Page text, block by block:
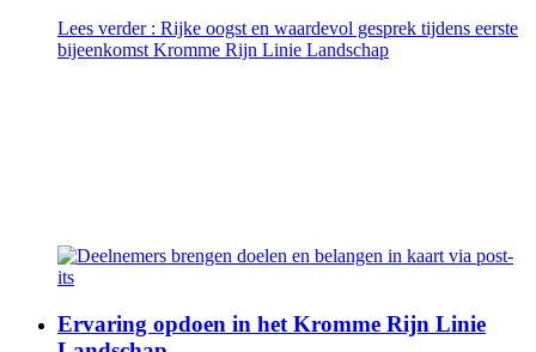
Lees verder : Rijke oogst en waardevol gesprek tijdens eerste
bijeenkomst Kromme Rijn Linie Landschap
Ervaring opdoen in het Kromme Rijn Linie